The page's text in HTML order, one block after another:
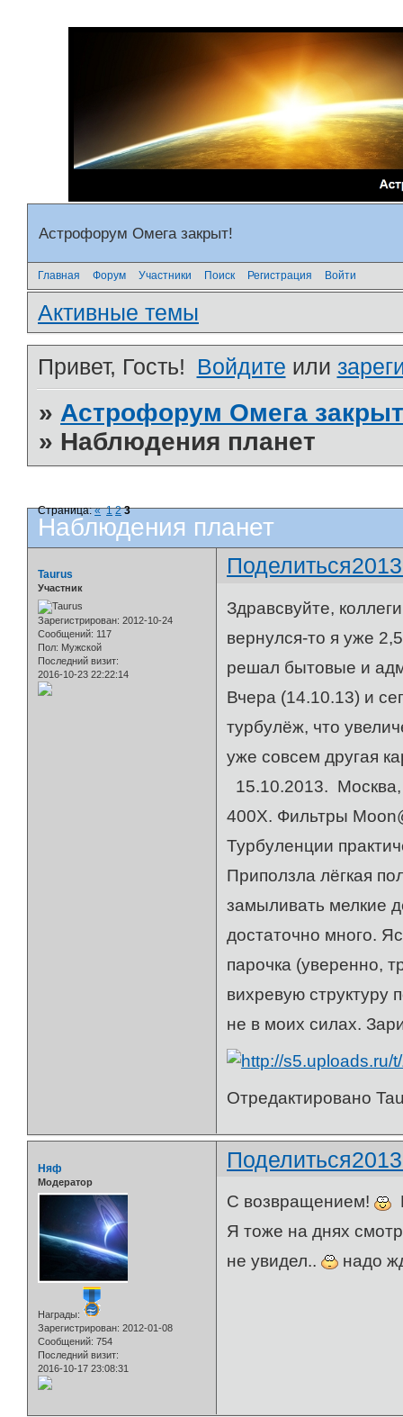
Астрофорум Омега закрыт!
Главная Форум Участники Поиск Регистрация Войти
Активные темы
Привет, Гость! Войдите или
»Астрофорум Омега
» Наблюдения планет
Наблюдения планет
Страница:« 1 2 3
Поделиться
Taurus
Участник
Зарегистрирован: 2012-10-24
Сообщений: 117
Пол: Мужской
Последний визит:
2016-10-23 22:22:14
Здравсвуйте,
вернулся-то я уже
решал бытовые и
Вчера (14.10.13) и
турбулёж, что
уже совсем другая
15.10.2013.
400Х. Фильтры
Турбуленции
Приползла лёгкая
замыливать мелкие
достаточно много.
парочка (уверенно,
вихревую структуру
не в моих силах.
Отредактировано
Поделиться
Няф
Модератор
Награды:
Зарегистрирован: 2012-01-08
Сообщений: 754
Последний визит:
2016-10-17 23:08:31
С возвращением!
Я тоже на днях
не увидел..
надо